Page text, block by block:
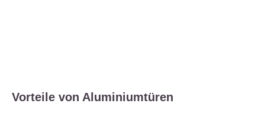
Vorteile von Aluminiumtüren